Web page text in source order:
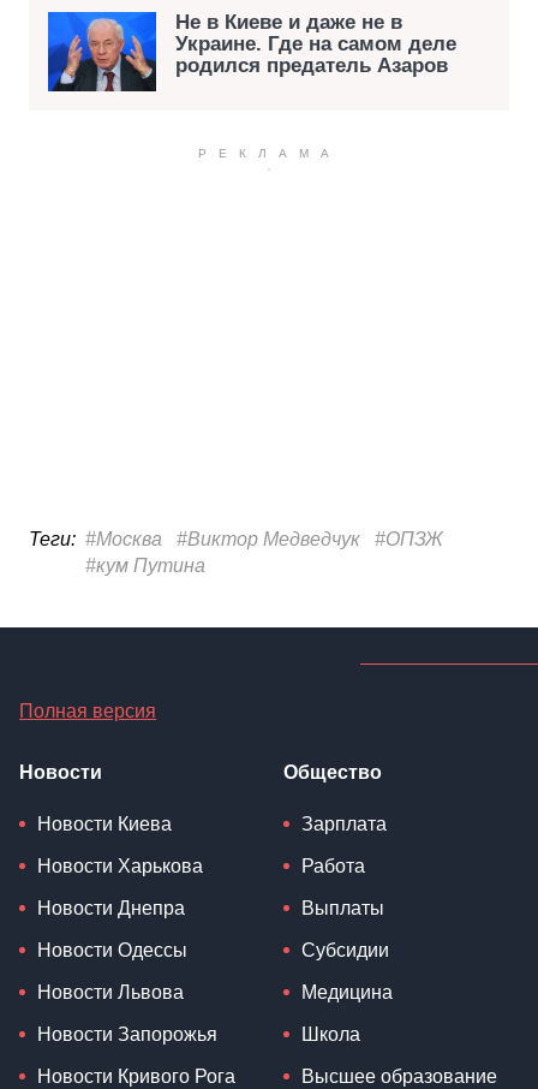
Полная версия
Новости
Новости Киева
Новости Харькова
Новости Днепра
Новости Одессы
Новости Львова
Новости Запорожья
Новости Кривого Рога
Общество
Зарплата
Работа
Выплаты
Субсидии
Медицина
Школа
Высшее образование